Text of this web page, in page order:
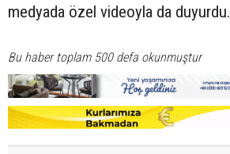
medyada özel videoyla da duyurdu.
Bu haber toplam 500 defa okunmuştur